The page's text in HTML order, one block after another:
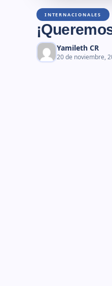
INTERNACIONALES
Yamileth CR
20 de noviembre,